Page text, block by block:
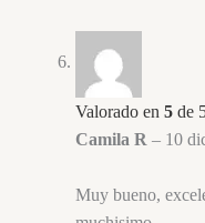
Valorado en 5 de
Camila R – 10
Muy bueno,